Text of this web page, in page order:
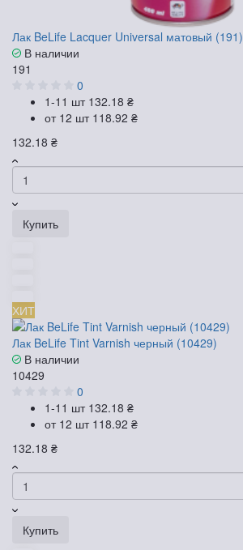
Лак BeLife Lacquer Universal матовый (191)
В наличии
191
0
1-11 шт 132.18 ₴
от 12 шт 118.92 ₴
132.18 ₴
Купить
ХИТ
Лак BeLife Tint Varnish черный (10429)
В наличии
10429
0
1-11 шт 132.18 ₴
от 12 шт 118.92 ₴
132.18 ₴
Купить